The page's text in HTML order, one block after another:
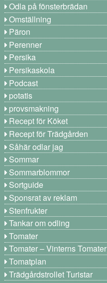
Odla på fönsterbrädan
Omställning
Päron
Perenner
Persika
Persikaskola
Podcast
potatis
provsmakning
Recept för Köket
Recept för Trädgården
Såhär odlar jag
Sommar
Sommarblommor
Sortguide
Sponsrat av reklam
Stenfrukter
Tankar om odling
Tomater
Tomater – Vinterns Tomater
Tomatplan
Trädgårdstrollet Turistar